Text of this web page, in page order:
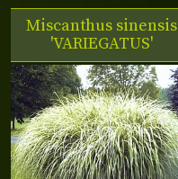
Miscanthus sinensis
'VARIEGATUS'